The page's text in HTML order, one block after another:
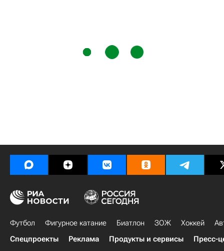
Футбол Фигурное катание Биатлон ЗОЖ Хоккей
Спецпроекты
Реклама Продукты и сервисы Пресс-